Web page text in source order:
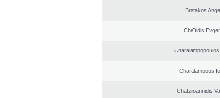
Bratakos
Chaïtidis
Charalampous
Chatziioannidis